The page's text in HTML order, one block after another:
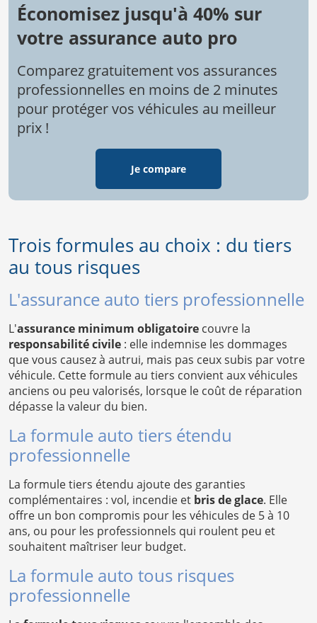
Économisez jusqu'à 40% sur
votre assurance auto pro
Comparez gratuitement vos assurances
professionnelles en moins de 2 minutes
pour protéger vos véhicules au meilleur
prix !
Je compare
Trois formules au choix : du tiers
au tous risques
L'assurance auto tiers professionnelle
L'assurance minimum obligatoire couvre la
responsabilité civile : elle indemnise les dommages
que vous causez à autrui, mais pas ceux subis par votre
véhicule. Cette formule au tiers convient aux véhicules
anciens ou peu valorisés, lorsque le coût de réparation
dépasse la valeur du bien.
La formule auto tiers étendu
professionnelle
La formule tiers étendu ajoute des garanties
complémentaires : vol, incendie et bris de glace. Elle
offre un bon compromis pour les véhicules de 5 à 10
ans, ou pour les professionnels qui roulent peu et
souhaitent maîtriser leur budget.
La formule auto tous risques
professionnelle